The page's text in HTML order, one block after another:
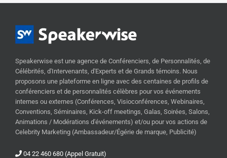
Speakerwise est une agence de Conférenciers, de Personnalités, de
Célébrités, d'Intervenants, d'Experts et de Grands témoins. Nous
proposons une plateforme en ligne avec des centaines de profils de
conférenciers et de personnalités célèbres pour vos événements
internes ou externes (Conférences, Visioconférences, Webinaires,
Conventions, Séminaires, Kick-off meetings, Galas, Soirées, Salons,
Animations / Modérations d'événements) et/ou pour vos actions de
Celebrity Marketing (Ambassadeur/Égérie de marque, Publicité)
04 22 460 680 (Appel Gratuit)